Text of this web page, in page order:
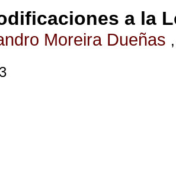
a la
Moreira Dueñas ,